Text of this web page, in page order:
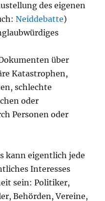
des eigenen
Neiddebatte)
über
Katastrophen,
schlechte
oder
Personen oder
kann eigentlich jede
Interesses
sein: Politiker,
Behörden, Vereine,